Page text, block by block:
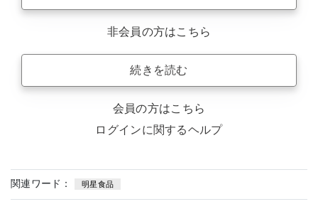
非会員の方はこちら
続きを読む
会員の方はこちら
ログインに関するヘルプ
関連ワード： 明星食品